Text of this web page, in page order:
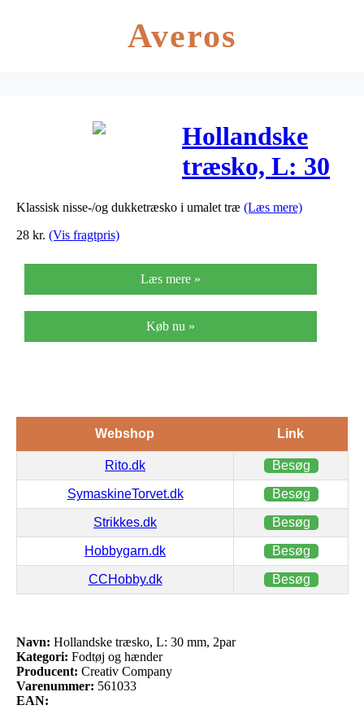
Averos
Hollandske
træsko, L: 30
mm, 2par
Klassisk nisse-/og dukketræsko i umalet træ (Læs mere)
28 kr. (Vis fragtpris)
Læs mere »
Køb nu »
Webshop Link
Rito.dk Besøg
SymaskineTorvet.dk Besøg
Strikkes.dk Besøg
Hobbygarn.dk Besøg
CCHobby.dk Besøg
Navn: Hollandske træsko, L: 30 mm, 2par
Kategori: Fodtøj og hænder
Producent: Creativ Company
Varenummer: 561033
EAN: